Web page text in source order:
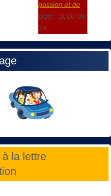
passion et de
Date : 2018-09-
29
la lettre